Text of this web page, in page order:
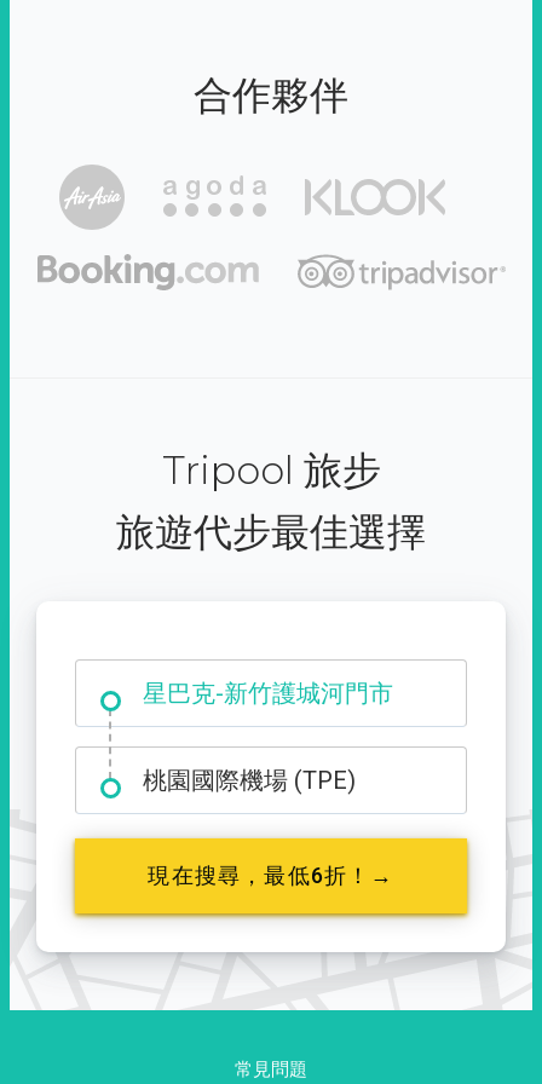
合作夥伴
Tripool 旅步
旅遊代步最佳選擇
星巴克-新竹護城河門市
大霸尖山登山口
桃園國際機場 (TPE)
現在搜尋，最低6折！→
常見問題